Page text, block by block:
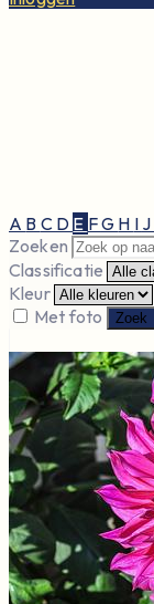
A B C D E FG H I J
Zoeken
Classificatie
Kleur
Met foto
Zoek